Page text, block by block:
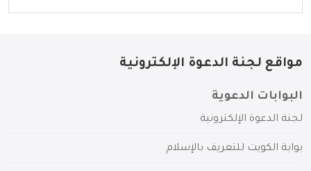
مواقع لجنة الدعوة الإلكترونية
البوابات الدعوية
لجنة الدعوة الإلكترونية
بوابة الكويت للتعريف بالإسلام